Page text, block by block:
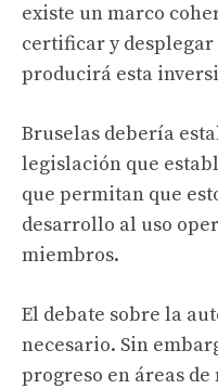
existe un marco
certificar y
producirá esta
Bruselas debería
legislación que
que permitan que
desarrollo al uso
miembros.
El debate sobre la
necesario. Sin
progreso en áreas